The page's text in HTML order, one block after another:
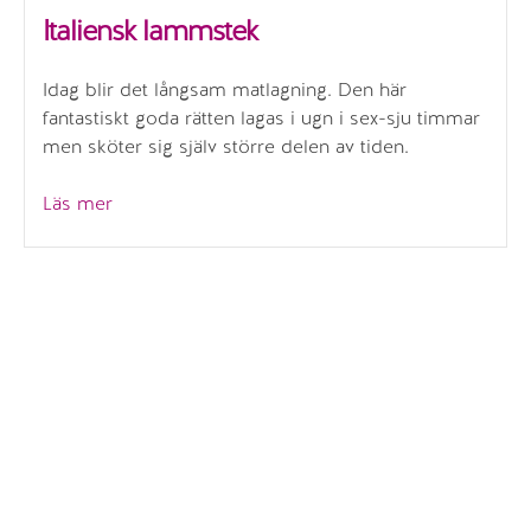
Italiensk lammstek
Idag blir det långsam matlagning. Den här
fantastiskt goda rätten lagas i ugn i sex-sju timmar
men sköter sig själv större delen av tiden.
Läs mer”Italiensk